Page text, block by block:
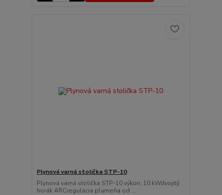
Plynová varná stolička STP-10
Plynová varná stolička STP-10 výkon: 10 kWdvojitý
horák ARCregulácia plameňa od ...